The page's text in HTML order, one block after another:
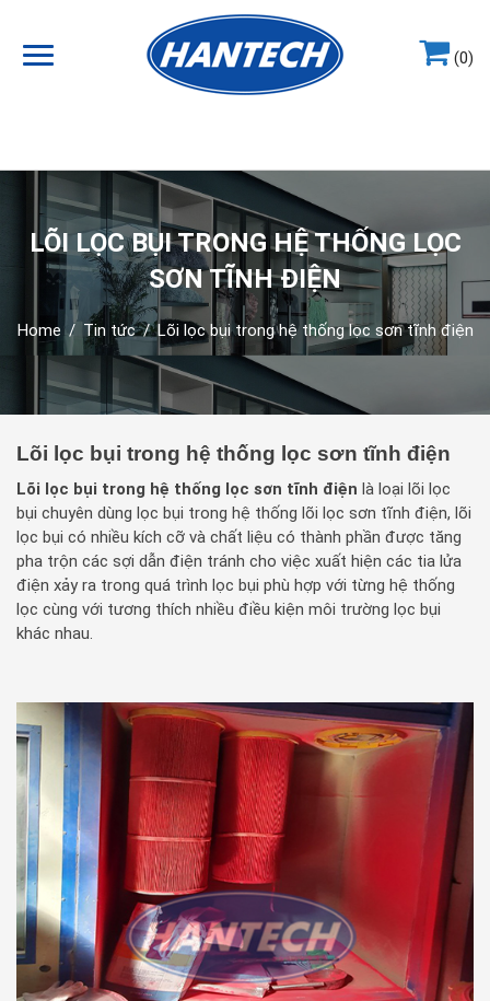
(0)
LÕI LỌC BỤI TRONG HỆ THỐNG LỌC
SƠN TĨNH ĐIỆN
Home / Tin tức / Lõi lọc bụi trong hệ thống lọc sơn tĩnh điện
Lõi lọc bụi trong hệ thống lọc sơn tĩnh điện
Lõi lọc bụi trong hệ thống lọc sơn tĩnh điện là loại lõi lọc
bụi chuyên dùng lọc bụi trong hệ thống lõi lọc sơn tĩnh điện, lõi
lọc bụi có nhiều kích cỡ và chất liệu có thành phần được tăng
pha trộn các sợi dẫn điện tránh cho việc xuất hiện các tia lửa
điện xảy ra trong quá trình lọc bụi phù hợp với từng hệ thống
lọc cùng với tương thích nhiều điều kiện môi trường lọc bụi
khác nhau.